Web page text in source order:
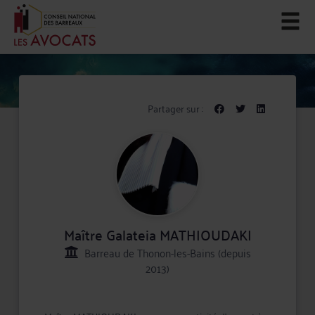
Partager sur :
Maître Galateia MATHIOUDAKI
Barreau de Thonon-les-Bains (depuis
2013)